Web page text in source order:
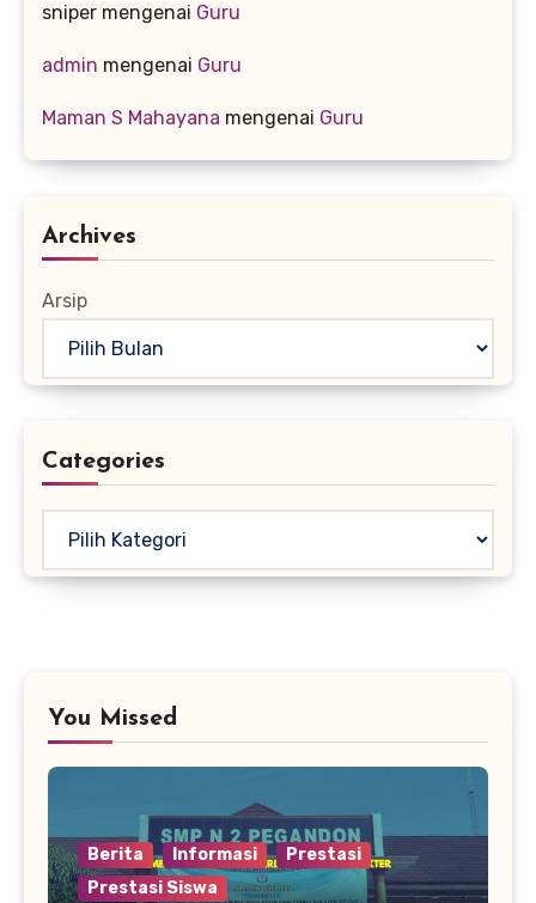
sniper mengenai Guru
admin mengenai Guru
Maman S Mahayana mengenai Guru
Archives
Arsip
Categories
You Missed
Berita Informasi
Prestasi
Prestasi Siswa